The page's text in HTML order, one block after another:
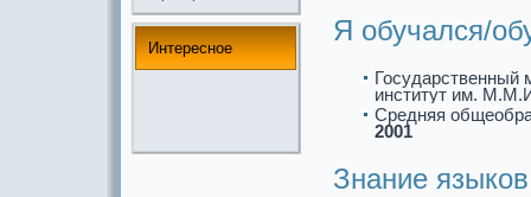
Интереснoе
Я обучался/
Государственный
институт им.
Средняя
2001
Знание